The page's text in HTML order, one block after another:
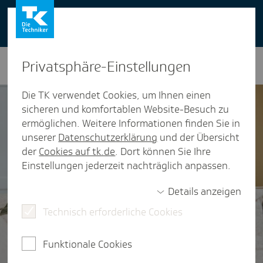
You can also use our website in English -
change to English version
Privat­sphäre-Einstel­lungen
Die TK verwendet Cookies, um Ihnen einen
sicheren und komfortablen Website-Besuch zu
ermöglichen. Weitere Informationen finden Sie in
unserer Datenschutzerklärung und der Übersicht
der Cookies auf tk.de. Dort können Sie Ihre
Einstellungen jederzeit nachträglich anpassen.
Details anzeigen
Technisch erforderliche Cookies
Funktionale Cookies